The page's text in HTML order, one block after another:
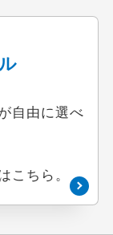
自由に選べ
こちら。